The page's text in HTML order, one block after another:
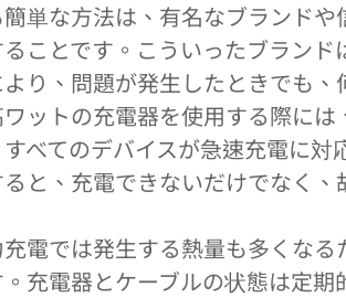
単な方法は、有名なブランド
ことです。こういったブラン
り、問題が発生したときでも
ットの充電器を使用する際に
べてのデバイスが急速充電に
と、充電できないだけでなく、
電では発生する熱量も多くな
充電器とケーブルの状態は定